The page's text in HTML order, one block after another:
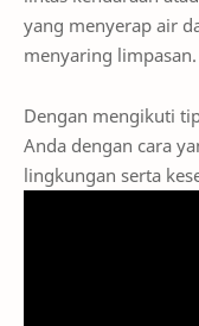
yang menyerap air
menyaring limpasan.
Dengan mengikuti
Anda dengan cara
lingkungan serta